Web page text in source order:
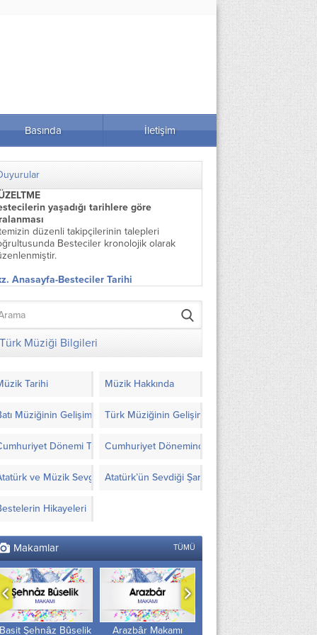
Basında İletişim
yaşadığı tarihlere göre
düzenli takipçilerinin talepleri
Besteciler kronolojik olarak
Anasayfa-Besteciler Tarihi
Türk Müziği Bilgileri
Tarihi Müzik Hakkında
Müziğinin Gelişimi Türk Müziğinin Gelişimi
Dönemi Türk Müziği’nde Yapılanlar
Cumhuriyet Döneminde Türk Müziği İçin
ve Müzik Sevgisi Atatürk’ün Sevdiği Şarkılar ve Notaları
Hikayeleri
Makamlar TÜMÜ
Arazbâr Makamı Beste Isfahân Makamı Acem Aşirân Makamı